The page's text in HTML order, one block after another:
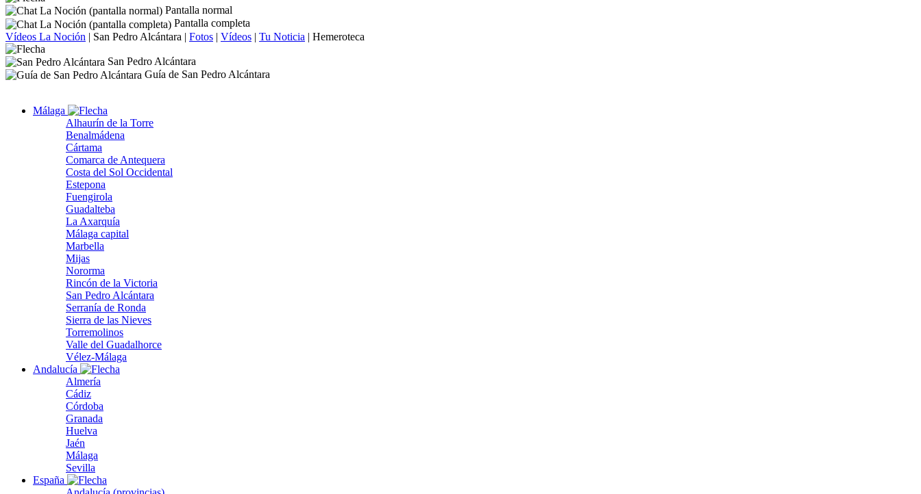
Pantalla normal
Pantalla completa
Vídeos La Noción | San Pedro Alcántara | Fotos | Vídeos | Tu Noticia | Hemeroteca
San Pedro Alcántara
Guía de San Pedro Alcántara
Málaga
Alhaurín de la Torre
Benalmádena
Cártama
Comarca de Antequera
Costa del Sol Occidental
Estepona
Fuengirola
Guadalteba
La Axarquía
Málaga capital
Marbella
Mijas
Nororma
Rincón de la Victoria
San Pedro Alcántara
Serranía de Ronda
Sierra de las Nieves
Torremolinos
Valle del Guadalhorce
Vélez-Málaga
Andalucía
Almería
Cádiz
Córdoba
Granada
Huelva
Jaén
Málaga
Sevilla
España